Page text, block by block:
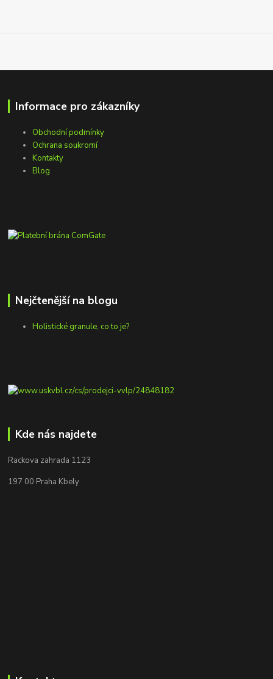
Informace pro zákazníky
Obchodní podmínky
Ochrana soukromí
Kontakty
Blog
Nejčtenější na blogu
Holistické granule, co to je?
Kde nás najdete
Rackova zahrada 1123
197 00 Praha Kbely